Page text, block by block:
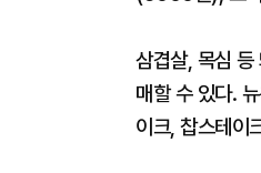
삼겹살, 목심
매할 수 있다.
이크, 찹스테이